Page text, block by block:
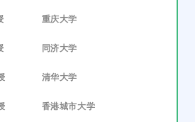
重庆大学
同济大学
清华大学
香港城市大学